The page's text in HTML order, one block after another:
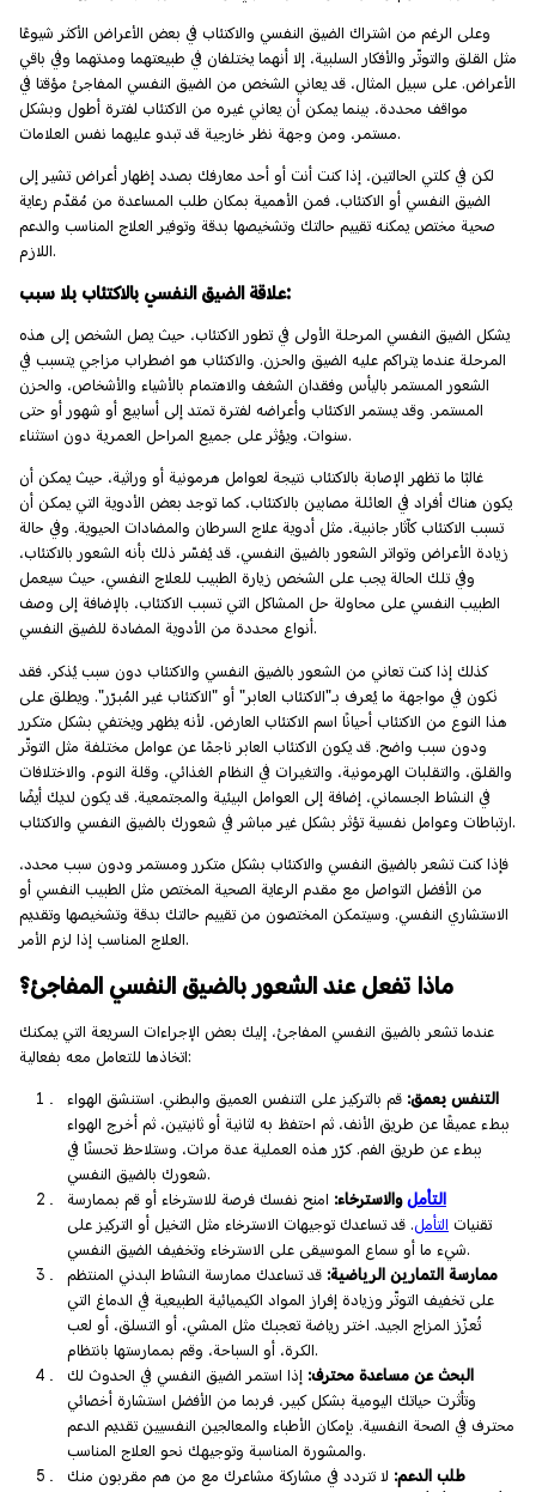
وعلى الرغم من اشتراك الضيق النفسي والاكتئاب في بعض الأعراض الأكثر شيوعًا
مثل القلق والتوتّر والأفكار السلبية، إلا أنهما يختلفان في طبيعتهما ومدتهما وفي باقي
الأعراض. على سبيل المثال، قد يعاني الشخص من الضيق النفسي المفاجئ مؤقتا في
مواقف محددة، بينما يمكن أن يعاني غيره من الاكتئاب لفترة أطول وبشكل
مستمر، ومن وجهة نظر خارجية قد تبدو عليهما نفس العلامات.
لكن في كلتي الحالتين، إذا كنت أنت أو أحد معارفك بصدد إظهار أعراض تشير إلى
الضيق النفسي أو الاكتئاب، فمن الأهمية بمكان طلب المساعدة من مُقدّم رعاية
صحية مختص يمكنه تقييم حالتك وتشخيصها بدقة وتوفير العلاج المناسب والدعم
اللازم.
علاقة الضيق النفسي بالاكتئاب بلا سبب:
يشكل الضيق النفسي المرحلة الأولى في تطور الاكتئاب، حيث يصل الشخص إلى هذه
المرحلة عندما يتراكم عليه الضيق والحزن. والاكتئاب هو اضطراب مزاجي يتسبب في
الشعور المستمر باليأس وفقدان الشغف والاهتمام بالأشياء والأشخاص، والحزن
المستمر. وقد يستمر الاكتئاب وأعراضه لفترة تمتد إلى أسابيع أو شهور أو حتى
سنوات، ويؤثر على جميع المراحل العمرية دون استثناء.
غالبًا ما تظهر الإصابة بالاكتئاب نتيجة لعوامل هرمونية أو وراثية، حيث يمكن أن
يكون هناك أفراد في العائلة مصابين بالاكتئاب، كما توجد بعض الأدوية التي يمكن أن
تسبب الاكتئاب كآثار جانبية، مثل أدوية علاج السرطان والمضادات الحيوية. وفي حالة
زيادة الأعراض وتواتر الشعور بالضيق النفسي، قد يُفسّر ذلك بأنه الشعور بالاكتئاب،
وفي تلك الحالة يجب على الشخص زيارة الطبيب للعلاج النفسي، حيث سيعمل
الطبيب النفسي على محاولة حل المشاكل التي تسبب الاكتئاب، بالإضافة إلى وصف
أنواع محددة من الأدوية المضادة للضيق النفسي.
كذلك إذا كنت تعاني من الشعور بالضيق النفسي والاكتئاب دون سبب يُذكر، فقد
تكون في مواجهة ما يُعرف بـ"الاكتئاب العابر" أو "الاكتئاب غير المُبرّر". ويطلق على
هذا النوع من الاكتئاب أحيانًا اسم الاكتئاب العارض، لأنه يظهر ويختفي بشكل متكرر
ودون سبب واضح. قد يكون الاكتئاب العابر ناجمًا عن عوامل مختلفة مثل التوتّر
والقلق، والتقلبات الهرمونية، والتغيرات في النظام الغذائي، وقلة النوم، والاختلافات
في النشاط الجسماني، إضافة إلى العوامل البيئية والمجتمعية. قد يكون لديك أيضًا
ارتباطات وعوامل نفسية تؤثر بشكل غير مباشر في شعورك بالضيق النفسي والاكتئاب.
فإذا كنت تشعر بالضيق النفسي والاكتئاب بشكل متكرر ومستمر ودون سبب محدد،
من الأفضل التواصل مع مقدم الرعاية الصحية المختص مثل الطبيب النفسي أو
الاستشاري النفسي. وسيتمكن المختصون من تقييم حالتك بدقة وتشخيصها وتقديم
العلاج المناسب إذا لزم الأمر.
ماذا تفعل عند الشعور بالضيق النفسي المفاجئ؟
عندما تشعر بالضيق النفسي المفاجئ، إليك بعض الإجراءات السريعة التي يمكنك
اتخاذها للتعامل معه بفعالية:
التنفس بعمق: قم بالتركيز على التنفس العميق والبطني. استنشق الهواء
ببطء عميقًا عن طريق الأنف، ثم احتفظ به لثانية أو ثانيتين، ثم أخرج الهواء
ببطء عن طريق الفم. كرّر هذه العملية عدة مرات، وستلاحظ تحسنًا في
شعورك بالضيق النفسي.
التأمل والاسترخاء: امنح نفسك فرصة للاسترخاء أو قم بممارسة
تقنيات
التأمل. قد تساعدك توجيهات الاسترخاء مثل التخيل أو التركيز على
شيء ما أو سماع الموسيقى على الاسترخاء وتخفيف الضيق النفسي.
ممارسة التمارين الرياضية: قد تساعدك ممارسة النشاط البدني المنتظم
على تخفيف التوتّر وزيادة إفراز المواد الكيميائية الطبيعية في الدماغ التي
تُعزّز المزاج الجيد. اختر رياضة تعجبك مثل المشي، أو التسلق، أو لعب
الكرة، أو السباحة، وقم بممارستها بانتظام.
البحث عن مساعدة محترف: إذا استمر الضيق النفسي في الحدوث لك
وتأثرت حياتك اليومية بشكل كبير، فربما من الأفضل استشارة أخصائي
محترف في الصحة النفسية. بإمكان الأطباء والمعالجين النفسيين تقديم الدعم
والمشورة المناسبة وتوجيهك نحو العلاج المناسب.
طلب الدعم: لا تتردد في مشاركة مشاعرك مع من هم مقربون منك